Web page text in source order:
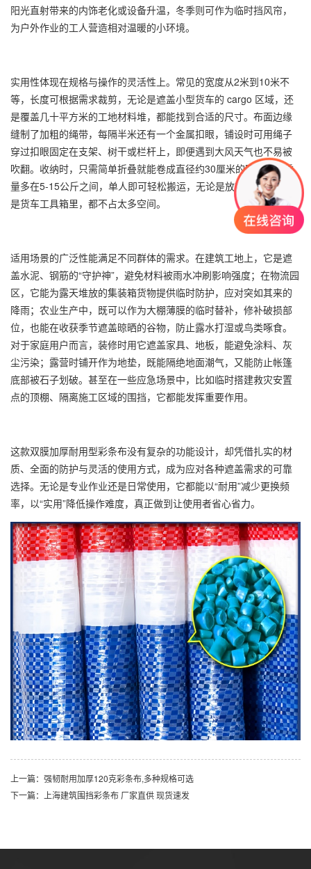
阳光直射带来的内饰老化或设备升温，冬季则可作为临时挡风帘，
为户外作业的工人营造相对温暖的小环境。
实用性体现在规格与操作的灵活性上。常见的宽度从2米到10米不
等，长度可根据需求裁剪，无论是遮盖小型货车的 cargo 区域，还
是覆盖几十平方米的工地材料堆，都能找到合适的尺寸。布面边缘
缝制了加粗的绳带，每隔半米还有一个金属扣眼，铺设时可用绳子
穿过扣眼固定在支架、树干或栏杆上，即便遇到大风天气也不易被
吹翻。收纳时，只需简单折叠就能卷成直径约30厘米的圆柱状，重
量多在5-15公斤之间，单人即可轻松搬运，无论是放在仓库角落还
是货车工具箱里，都不占太多空间。
适用场景的广泛性能满足不同群体的需求。在建筑工地上，它是遮
盖水泥、钢筋的“守护神”，避免材料被雨水冲刷影响强度；在物流园
区，它能为露天堆放的集装箱货物提供临时防护，应对突如其来的
降雨；农业生产中，既可以作为大棚薄膜的临时替补，修补破损部
位，也能在收获季节遮盖晾晒的谷物，防止露水打湿或鸟类啄食。
对于家庭用户而言，装修时用它遮盖家具、地板，能避免涂料、灰
尘污染；露营时铺开作为地垫，既能隔绝地面潮气，又能防止帐篷
底部被石子划破。甚至在一些应急场景中，比如临时搭建救灾安置
点的顶棚、隔离施工区域的围挡，它都能发挥重要作用。
这款双膜加厚耐用型彩条布没有复杂的功能设计，却凭借扎实的材
质、全面的防护与灵活的使用方式，成为应对各种遮盖需求的可靠
选择。无论是专业作业还是日常使用，它都能以“耐用”减少更换频
率，以“实用”降低操作难度，真正做到让使用者省心省力。
上一篇：强韧耐用加厚120克彩条布,多种规格可选
下一篇：上海建筑围挡彩条布 厂家直供 现货速发